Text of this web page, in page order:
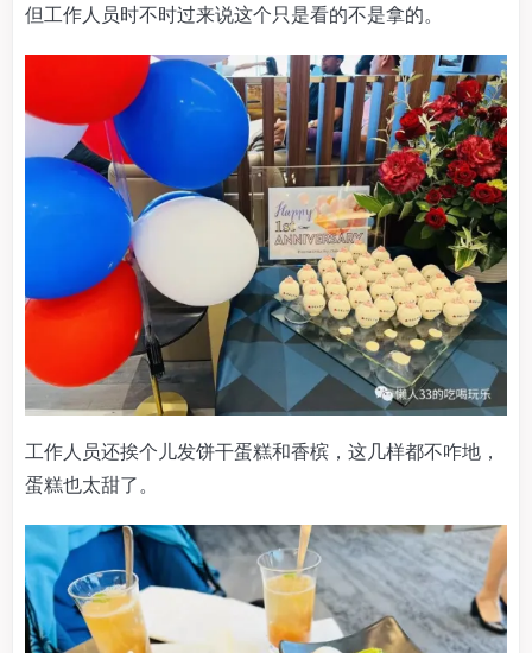
但工作人员时不时过来说这个只是看的不是拿的。
工作人员还挨个儿发饼干蛋糕和香槟，这几样都不咋地，
蛋糕也太甜了。